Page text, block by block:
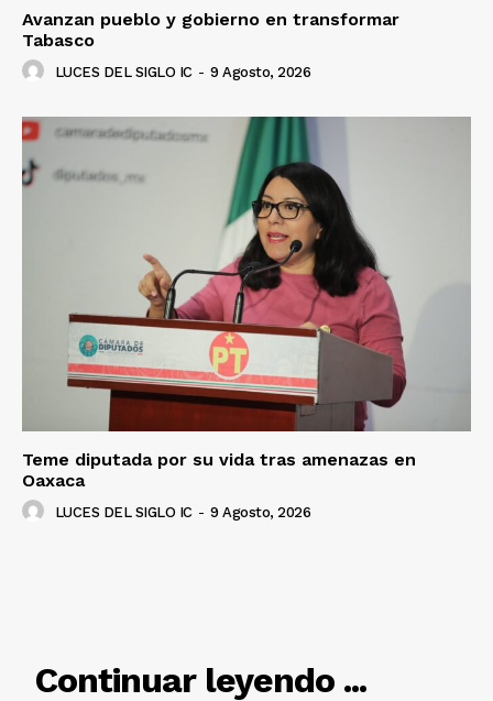
Luces
Del Siglo
Avanzan pueblo y gobierno en transformar
Tabasco
LUCES DEL SIGLO IC - 9 Agosto, 2026
Teme diputada por su vida tras amenazas en
Oaxaca
LUCES DEL SIGLO IC - 9 Agosto, 2026
Continuar leyendo ...
RELACIONADO